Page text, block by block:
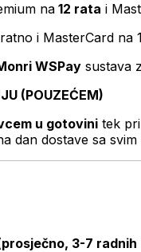
na 12 rata i
i MasterCard na
WSPay sustava
(POUZEĆEM)
u gotovini tek
dan dostave sa svim
3-7 radnih